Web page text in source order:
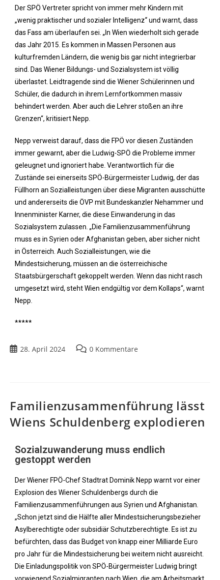
Der SPÖ Vertreter spricht von immer mehr Kindern mit
„wenig praktischer und sozialer Intelligenz“ und warnt, dass
das Fass am überlaufen sei. „In Wien wiederholt sich gerade
das Jahr 2015. Es kommen in Massen Personen aus
kulturfremden Ländern, die wenig bis gar nicht integrierbar
sind. Das Wiener Bildungs- und Sozialsystem ist völlig
überlastet. Leidtragende sind die Wiener Schülerinnen und
Schüler, die dadurch in ihrem Lernfortkommen massiv
behindert werden. Aber auch die Lehrer stoßen an ihre
Grenzen“, kritisiert Nepp.
Nepp verweist darauf, dass die FPÖ vor diesen Zuständen
immer gewarnt, aber die Ludwig-SPÖ die Probleme immer
geleugnet und ignoriert habe. Verantwortlich für die
Zustände sei einerseits SPÖ-Bürgermeister Ludwig, der das
Füllhorn an Sozialleistungen über diese Migranten ausschütte
und andererseits die ÖVP mit Bundeskanzler Nehammer und
Innenminister Karner, die diese Einwanderung in das
Sozialsystem zulassen. „Die Familienzusammenführung
muss es in Syrien oder Afghanistan geben, aber sicher nicht
in Österreich. Auch Sozialleistungen, wie die
Mindestsicherung, müssen an die österreichische
Staatsbürgerschaft gekoppelt werden. Wenn das nicht rasch
umgesetzt wird, steht Wien endgültig vor dem Kollaps“, warnt
Nepp.
*****
28. April 2024 0 Kommentare
Familienzusammenführung lässt
Wiens Schuldenberg explodieren
Sozialzuwanderung muss endlich
gestoppt werden
Der Wiener FPÖ-Chef Stadtrat Dominik Nepp warnt vor einer
Explosion des Wiener Schuldenbergs durch die
Familienzusammenführungen aus Syrien und Afghanistan.
„Schon jetzt sind die Hälfte aller Mindestsicherungsbezieher
Asylberechtigte oder subsidiär Schutzberechtigte. Es ist zu
befürchten, dass das Budget von knapp einer Milliarde Euro
pro Jahr für die Mindestsicherung bei weitem nicht ausreicht.
Die Einladungspolitik von SPÖ-Bürgermeister Ludwig bringt
vorwiegend Sozialmigranten nach Wien, die am Arbeitsmarkt